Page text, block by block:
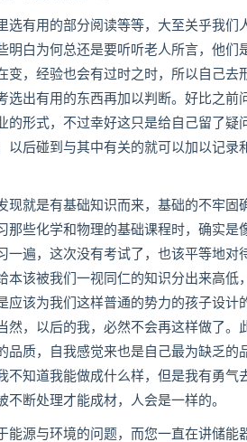
有用的部分阅读等等，大至关乎我们
白为何总还是要听听老人所言，他们
，经验也会有过时之时，所以自己去
出有用的东西再加以判断。好比之前
形式，不过幸好这只是给自己留了疑
后碰到与其中有关的就可以加以记录
就是有基础知识而来，基础的不牢固
些化学和物理的基础课程时，确实是
遍，这次没有考试了，也该平等地对
该被我们一视同仁的知识分出来高低
该为我们这样普通的势力的孩子设计
，以后的我，必然不会再这样做了。
质，自我感觉来也是自己最为缺乏的
知道我能做成什么样，但是我有勇气
断处理才能成材，人会是一样的。
源与环境的问题，而您一直在讲储能